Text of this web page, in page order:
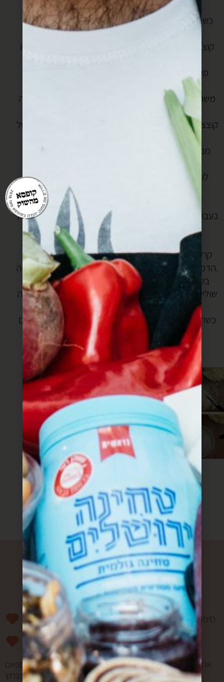
בונים את הכנאפה:
כשהסירופ עוד מעט חמים מערבבים 150 גרם חמאה עם
קוצצים את הקדאיף לחתיכות קטנות בעזרת סכין חדה או
מערבבים את הקדאיף היטב עם החמאה שערבבנו עם
משמנים את מחבת עם מעט חמאה ומניחים שכבה אחידה
קוצצים את כדורי המוצרלה ומערבבים אותם עם 2 כפות של
מניחים שכבה מתערובת הגבינות מעל שכבת הקדאיף,
לוחצים את הכנאפה עם צלחת קטנה כדי להדק אותה
כעבור חצי שעה מדליקים את הגז על אש קטנה ומניחים את
נותנים לשערות הקדאיף בתחתית להשחים ולקבל
קריספיות- זה אמור לקחת כ4-5 דקות, תוכלי להרים את
הדפנות מדי פעם עם סכין ולבדוק אם הקדאיף השחים יפה.
בשלב הזה הופכים את הכנאפה על מגש או צלחת ללא
שוליים ומחזירים למחבת, הפעם כשהצד שהיה למעלה יהיה
כלפי מטה.
כשהכנאפה מוכנה וחמה שופכים עליה סירופ קר ומתענגים
מקשטים בפיסטוק קצוץ וזוללים יחד.
רוצים להפוך למשפחה?
סיפורים מרגשים וחווית מהשוק פעם בשבוע אליכם למייל.
מעדכנים אתכם ראשונים בהטבות ומבצעים.
אתם במקום הראשון בשבילנו, ולכן אנחנו אף פעם לא שולחים ספאם